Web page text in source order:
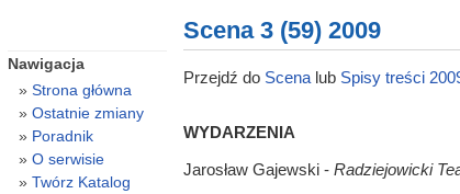
Scena 3 (59) 2009
Przejdź do Scena lub Spisy treści
WYDARZENIA
Jarosław Gajewski - Radziejowicki
Nawigacja
Strona główna
Ostatnie zmiany
Poradnik
O serwisie
Twórz Katalog